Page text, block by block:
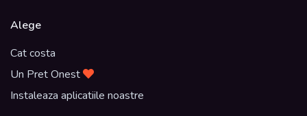
Alege
Cat costa
Un Pret Onest
Instaleaza aplicatiile noastre